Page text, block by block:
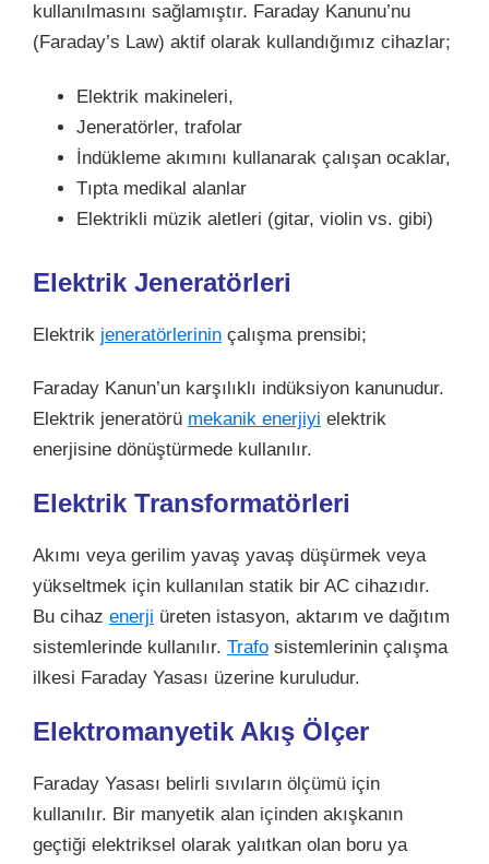
kullanılmasını sağlamıştır. Faraday Kanunu’nu
(Faraday’s Law) aktif olarak kullandığımız cihazlar;
Elektrik makineleri,
Jeneratörler, trafolar
İndükleme akımını kullanarak çalışan ocaklar,
Tıpta medikal alanlar
Elektrikli müzik aletleri (gitar, violin vs. gibi)
Elektrik Jeneratörleri
Elektrik jeneratörlerinin çalışma prensibi;
Faraday Kanun’un karşılıklı indüksiyon kanunudur.
Elektrik jeneratörü mekanik enerjiyi elektrik
enerjisine dönüştürmede kullanılır.
Elektrik Transformatörleri
Akımı veya gerilim yavaş yavaş düşürmek veya
yükseltmek için kullanılan statik bir AC cihazıdır.
Bu cihaz enerji üreten istasyon, aktarım ve dağıtım
sistemlerinde kullanılır. Trafo sistemlerinin çalışma
ilkesi Faraday Yasası üzerine kuruludur.
Elektromanyetik Akış Ölçer
Faraday Yasası belirli sıvıların ölçümü için
kullanılır. Bir manyetik alan içinden akışkanın
geçtiği elektriksel olarak yalıtkan olan boru ya